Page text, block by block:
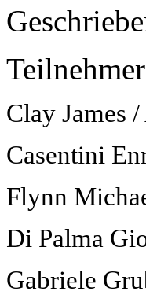
Clay James
Casentini
Flynn
Di Palma
Gabriele